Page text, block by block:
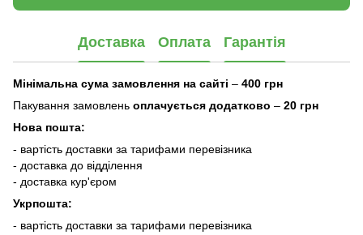
Доставка Оплата Гарантія
Мінімальна сума замовлення на сайті – 400 грн
Пакування замовлень оплачується додатково – 20 грн
Нова пошта:
- вартість доставки за тарифами перевізника
- доставка до відділення
- доставка кур'єром
Укрпошта:
- вартість доставки за тарифами перевізника